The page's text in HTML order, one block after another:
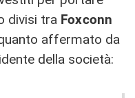
divisi tra Foxconn
affermato da
della società: